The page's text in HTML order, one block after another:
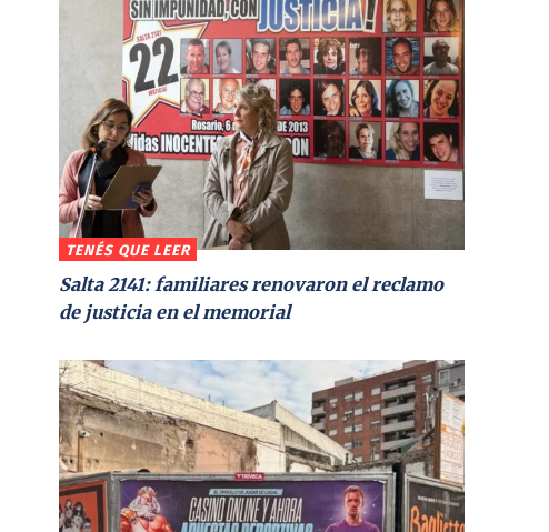
TENÉS QUE LEER
Salta 2141: familiares renovaron el reclamo
de justicia en el memorial